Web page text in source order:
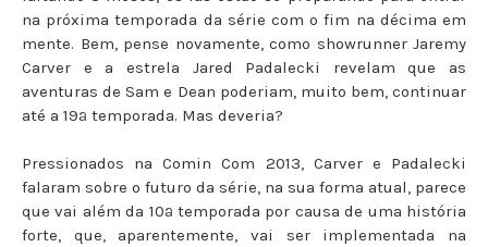
na próxima temporada da série com o fim na décima em
mente. Bem, pense novamente, como showrunner Jaremy
Carver e a estrela Jared Padalecki revelam que as
aventuras de Sam e Dean poderiam, muito bem, continuar
até a 19ª temporada. Mas deveria?
Pressionados na Comin Com 2013, Carver e Padalecki
falaram sobre o futuro da série, na sua forma atual, parece
que vai além da 10ª temporada por causa de uma história
forte, que, aparentemente, vai ser implementada na